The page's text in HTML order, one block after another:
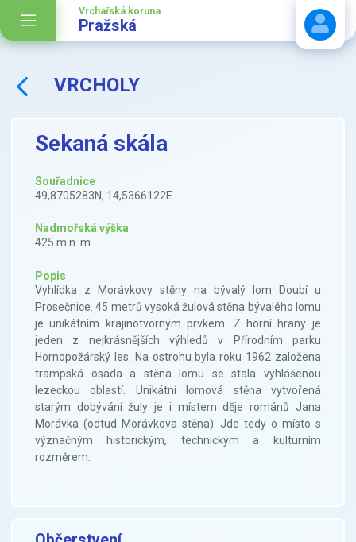
Vrchařská koruna
Pražská
VRCHOLY
Sekaná skála
Souřadnice
49,8705283N, 14,5366122E
Nadmořská výška
425 m n. m.
Popis
Vyhlídka z Morávkovy stěny na bývalý lom Doubí u
Prosečnice. 45 metrů vysoká žulová stěna bývalého lomu
je unikátním krajinotvorným prvkem. Z horní hrany je
jeden z nejkrásnějších výhledů v Přírodním parku
Hornopožárský les. Na ostrohu byla roku 1962 založena
trampská osada a stěna lomu se stala vyhlášenou
lezeckou oblastí. Unikátní lomová stěna vytvořená
starým dobývání žuly je i místem děje románů Jana
Morávka (odtud Morávkova stěna). Jde tedy o místo s
význačným historickým, technickým a kulturním
rozměrem.